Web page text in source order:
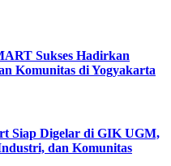
Sukses Hadirkan
Komunitas di Yogyakarta
Siap Digelar di GIK UGM,
dan Komunitas